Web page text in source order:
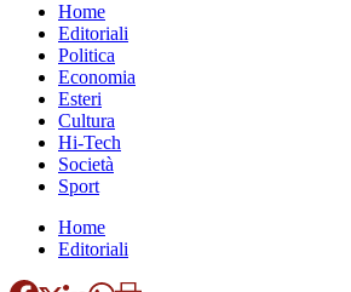
Home
Editoriali
Politica
Economia
Esteri
Cultura
Hi-Tech
Società
Sport
Home
Editoriali